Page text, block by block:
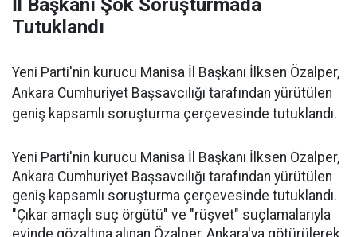
İl Başkanı Şok Soruşturmada
Tutuklandı
Yeni Parti'nin kurucu Manisa İl Başkanı İlksen Özalper,
Ankara Cumhuriyet Başsavcılığı tarafından yürütülen
geniş kapsamlı soruşturma çerçevesinde tutuklandı.
Yeni Parti'nin kurucu Manisa İl Başkanı İlksen Özalper,
Ankara Cumhuriyet Başsavcılığı tarafından yürütülen
geniş kapsamlı soruşturma çerçevesinde tutuklandı.
"Çıkar amaçlı suç örgütü" ve "rüşvet" suçlamalarıyla